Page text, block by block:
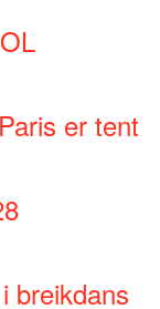
er tent
breikdans